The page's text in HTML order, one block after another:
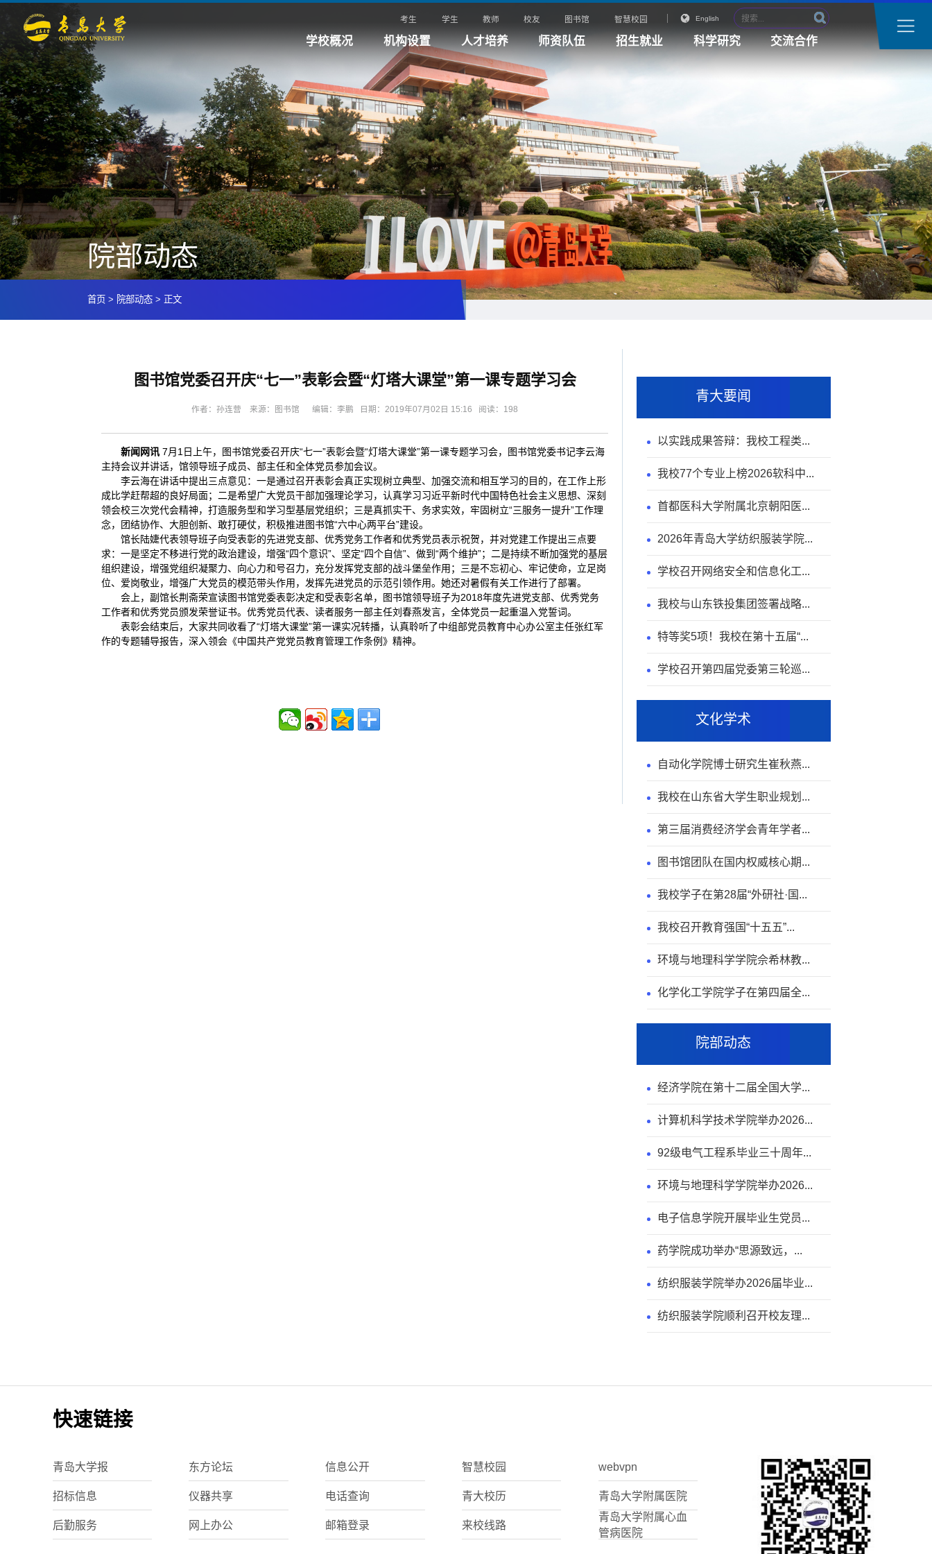
考生 学生 教师 校友 图书馆 智慧校园 English
学校概况 机构设置 人才培养 师资队伍 招生就业 科学研究 交流合作
院部动态
首页 > 院部动态 > 正文
青大要闻
以实践成果答辩：我校工程类...
我校77个专业上榜2026软科中...
首都医科大学附属北京朝阳医...
2026年青岛大学纺织服装学院...
学校召开网络安全和信息化工...
我校与山东铁投集团签署战略...
特等奖5项！我校在第十五届“...
学校召开第四届党委第三轮巡...
文化学术
自动化学院博士研究生崔秋燕...
我校在山东省大学生职业规划...
第三届消费经济学会青年学者...
图书馆团队在国内权威核心期...
我校学子在第28届“外研社·国...
我校召开教育强国“十五五”...
环境与地理科学学院佘希林教...
化学化工学院学子在第四届全...
院部动态
经济学院在第十二届全国大学...
计算机科学技术学院举办2026...
92级电气工程系毕业三十周年...
环境与地理科学学院举办2026...
电子信息学院开展毕业生党员...
药学院成功举办“思源致远，...
纺织服装学院举办2026届毕业...
纺织服装学院顺利召开校友理...
图书馆党委召开庆“七一”表彰会暨“灯塔大课堂”第一课专题学习会
作者：孙连营 来源：图书馆 编辑：李鹏 日期：2019年07月02日 15:16 阅读： 198
新闻网讯 7月1日上午，图书馆党委召开庆“七一”表彰会暨“灯塔大课堂”第一课专题学习会，图书馆党委书记李云海
主持会议并讲话，馆领导班子成员、部主任和全体党员参加会议。
李云海在讲话中提出三点意见：一是通过召开表彰会真正实现树立典型、加强交流和相互学习的目的，在工作上形
成比学赶帮超的良好局面；二是希望广大党员干部加强理论学习，认真学习习近平新时代中国特色社会主义思想、深刻
领会校三次党代会精神，打造服务型和学习型基层党组织；三是真抓实干、务求实效，牢固树立“三服务一提升”工作理
念，团结协作、大胆创新、敢打硬仗，积极推进图书馆“六中心两平台”建设。
馆长陆婕代表领导班子向受表彰的先进党支部、优秀党务工作者和优秀党员表示祝贺，并对党建工作提出三点要
求：一是坚定不移进行党的政治建设，增强“四个意识”、坚定“四个自信”、做到“两个维护”；二是持续不断加强党的基层
组织建设，增强党组织凝聚力、向心力和号召力，充分发挥党支部的战斗堡垒作用；三是不忘初心、牢记使命，立足岗
位、爱岗敬业，增强广大党员的模范带头作用，发挥先进党员的示范引领作用。她还对暑假有关工作进行了部署。
会上，副馆长荆斋荣宣读图书馆党委表彰决定和受表彰名单，图书馆领导班子为2018年度先进党支部、优秀党务
工作者和优秀党员颁发荣誉证书。优秀党员代表、读者服务一部主任刘春燕发言，全体党员一起重温入党誓词。
表彰会结束后，大家共同收看了“灯塔大课堂”第一课实况转播，认真聆听了中组部党员教育中心办公室主任张红军
作的专题辅导报告，深入领会《中国共产党党员教育管理工作条例》精神。
快速链接
青岛大学报 东方论坛 信息公开 智慧校园 webvpn
招标信息 仪器共享 电话查询 青大校历 青岛大学附属医院
后勤服务 网上办公 邮箱登录 来校线路
青岛大学附属心血
管病医院